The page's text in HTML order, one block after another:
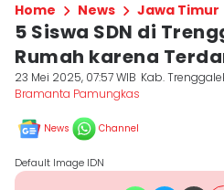
Home News Jawa Timur
5 Siswa SDN di
Rumah karena
23 Mei 2025, 07:57 WIB Kab.
Bramanta Pamungkas
News Channel
Default Image IDN